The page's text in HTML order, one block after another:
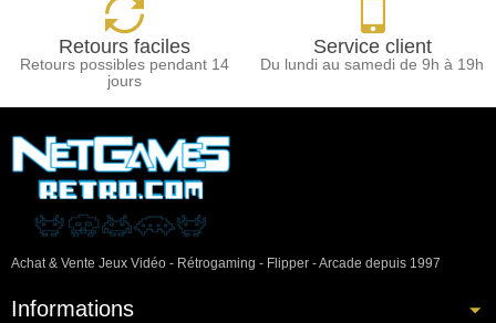
Retours faciles
Retours possibles pendant 14
jours
Service client
Du lundi au samedi de 9h à 19h
Achat & Vente Jeux Vidéo - Rétrogaming - Flipper - Arcade depuis 1997
Informations